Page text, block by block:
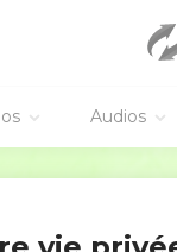
Audios
vous qui croyez
à croire au
lui cette
nous écoute,